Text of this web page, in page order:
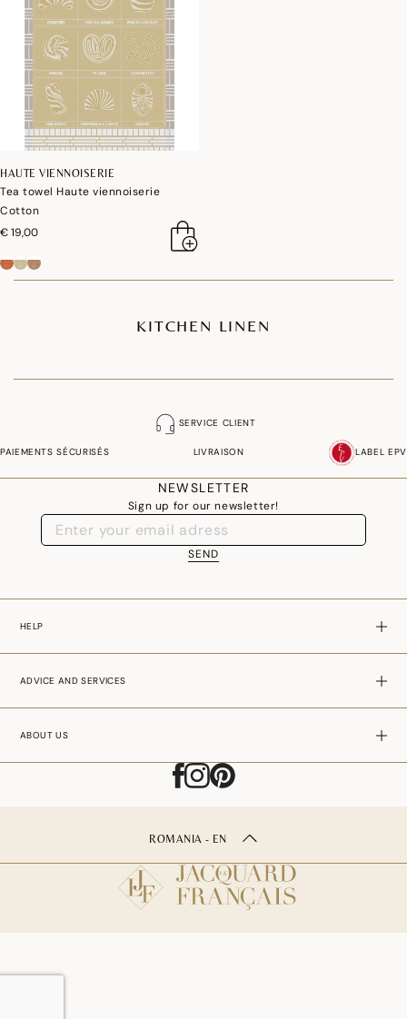
HAUTE VIENNOISERIE
Tea towel Haute viennoiserie
Cotton
€ 19,00
KITCHEN LINEN
SERVICE CLIENT
PAIEMENTS SÉCURISÉS LIVRAISON LABEL EPV
NEWSLETTER
Sign up for our newsletter!
SEND
HELP
ADVICE AND SERVICES
ABOUT US
ROMANIA - EN